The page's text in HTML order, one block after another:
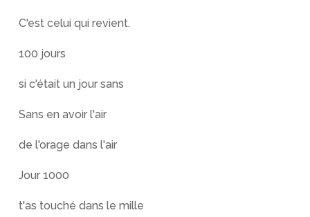
C'est celui qui revient.
100 jours
si c'était un jour sans
Sans en avoir l'air
de l'orage dans l'air
Jour 1000
t'as touché dans le mille